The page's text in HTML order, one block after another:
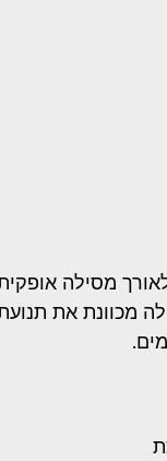
מסילה
מכוונת את